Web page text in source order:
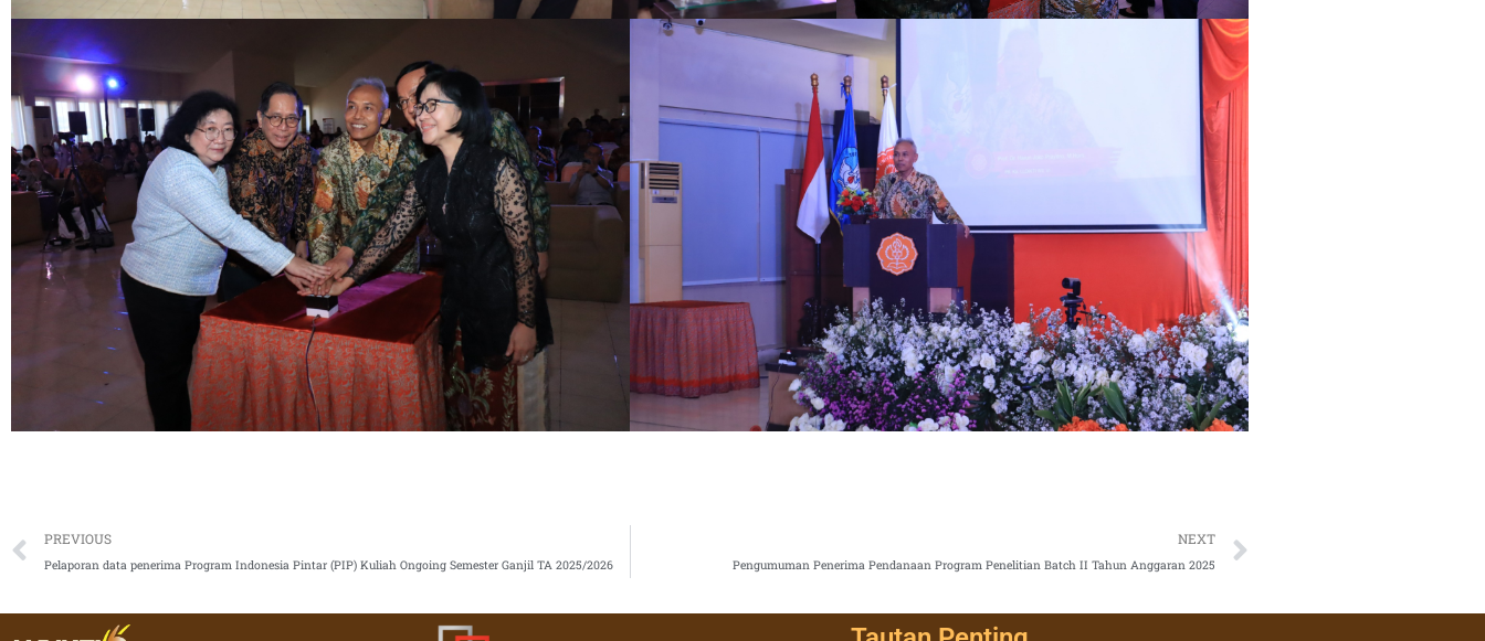
Prev
PREVIOUS
Pelaporan data penerima Program Indonesia Pintar (PIP) Kuliah Ongoing Semester Ganjil TA 2025/2026
NEXT
Pengumuman Penerima Pendanaan Program Penelitian Batch II Tahun Anggaran 2025